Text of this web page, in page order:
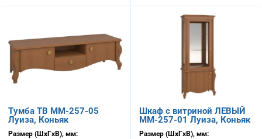
Тумба ТВ ММ-257-05
Луиза, Коньяк
Размер (ШхГхВ), мм:
Шкаф с витриной ЛЕВЫЙ
ММ-257-01 Луиза, Коньяк
Размер (ШхГхВ), мм: